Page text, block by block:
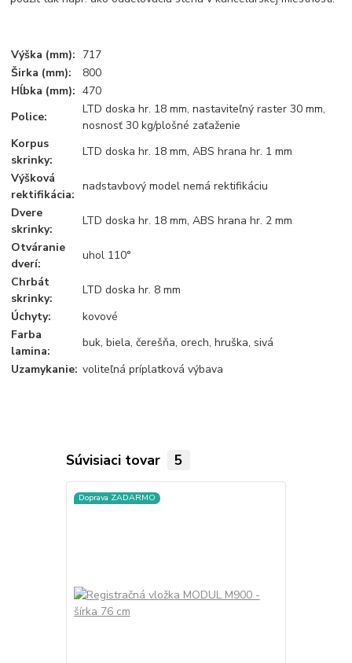
Výška (mm): 717
Širka (mm):
800
Hĺbka (mm): 470
Police:
LTD doska hr. 18 mm, nastaviteľný raster 30 mm,
nosnosť 30 kg/plošné zaťaženie
Korpus
skrinky:
LTD doska hr. 18 mm, ABS hrana hr. 1 mm
Výšková
rektifikácia:
nadstavbový model nemá rektifikáciu
Dvere
skrinky:
LTD doska hr. 18 mm, ABS hrana hr. 2 mm
Otváranie
dverí:
uhol 110°
Chrbát
skrinky:
LTD doska hr. 8 mm
Úchyty:
kovové
Farba
lamina:
buk, biela, čerešňa, orech, hruška, sivá
Uzamykanie: voliteľná príplatková výbava
Súvisiaci tovar 5
Doprava ZADARMO